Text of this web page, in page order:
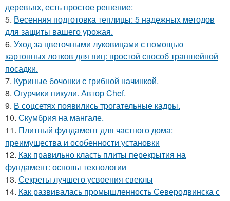
деревьях, есть простое решение:
5. Весенняя подготовка теплицы: 5 надежных методов
для защиты вашего урожая.
6. Уход за цветочными луковицами с помощью
картонных лотков для яиц: простой способ траншейной
посадки.
7. Куриные бочонки с грибной начинкой.
8. Огурчики пикули. Автор Chef.
9. В соцсетях появились трогательные кадры.
10. Скумбрия на мангале.
11. Плитный фундамент для частного дома:
преимущества и особенности установки
12. Как правильно класть плиты перекрытия на
фундамент: основы технологии
13. Секреты лучшего усвоения свеклы
14. Как развивалась промышленность Северодвинска с